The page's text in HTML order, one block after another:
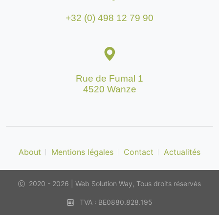
+32 (0) 498 12 79 90
Rue de Fumal 1
4520 Wanze
About Mentions légales Contact Actualités
2020 - 2026 | Web Solution Way, Tous droits réservés
TVA : BE0880.828.195